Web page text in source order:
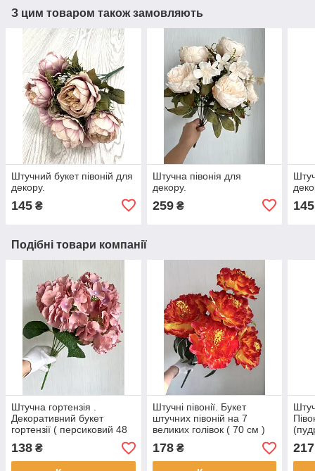
З цим товаром також замовляють
Штучний букет півоній для
декору.
145 ₴
Штучна півонія для
декору.
259₴ 145
Подібні товари компанії
Штучна гортензія .
Декоративний букет
гортензії ( персиковий 48
см)
138 ₴
Штучні півонії. Букет
штучних півоній на 7
великих голівок ( 70 см )
178₴ 217